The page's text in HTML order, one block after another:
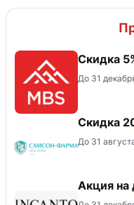
Скидка
До 31
Скидка
До 31
Акция на